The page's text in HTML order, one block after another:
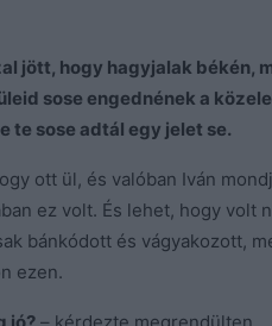
jött, hogy hagyjalak békén,
sose engednének a
te sose adtál egy jelet se.
ott ül, és valóban Iván
ez volt. És lehet, hogy volt
bánkódott és vágyakozott,
ezen.